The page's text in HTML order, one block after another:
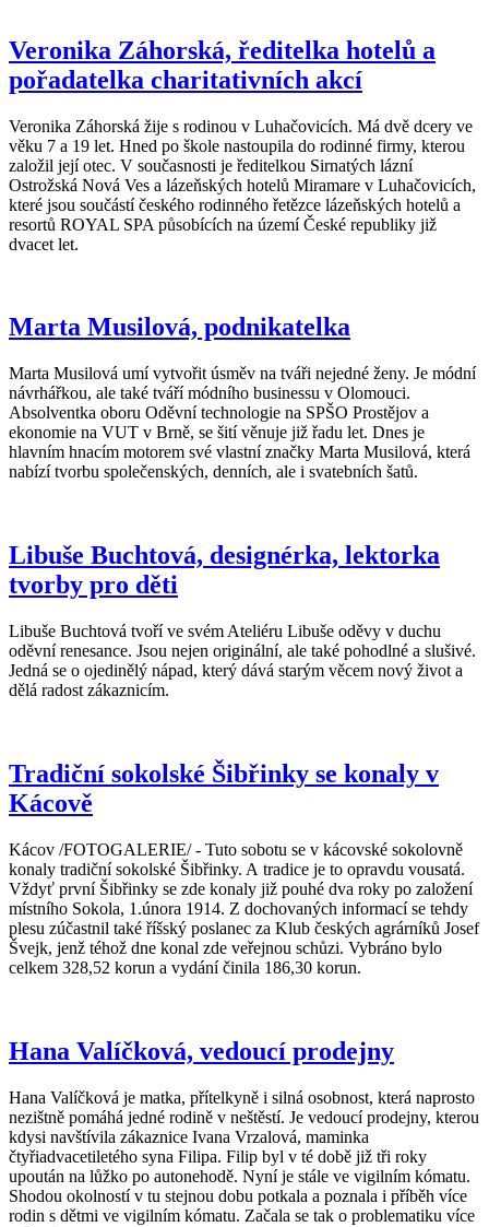
Veronika Záhorská, ředitelka hotelů a
pořadatelka charitativních akcí
Veronika Záhorská žije s rodinou v Luhačovicích. Má dvě dcery ve
věku 7 a 19 let. Hned po škole nastoupila do rodinné firmy, kterou
založil její otec. V současnosti je ředitelkou Sirnatých lázní
Ostrožská Nová Ves a lázeňských hotelů Miramare v Luhačovicích,
které jsou součástí českého rodinného řetězce lázeňských hotelů a
resortů ROYAL SPA působících na území České republiky již
dvacet let.
Marta Musilová, podnikatelka
Marta Musilová umí vytvořit úsměv na tváři nejedné ženy. Je módní
návrhářkou, ale také tváří módního businessu v Olomouci.
Absolventka oboru Oděvní technologie na SPŠO Prostějov a
ekonomie na VUT v Brně, se šití věnuje již řadu let. Dnes je
hlavním hnacím motorem své vlastní značky Marta Musilová, která
nabízí tvorbu společenských, denních, ale i svatebních šatů.
Libuše Buchtová, designérka, lektorka
tvorby pro děti
Libuše Buchtová tvoří ve svém Ateliéru Libuše oděvy v duchu
oděvní renesance. Jsou nejen originální, ale také pohodlné a slušivé.
Jedná se o ojedinělý nápad, který dává starým věcem nový život a
dělá radost zákaznicím.
Tradiční sokolské Šibřinky se konaly v
Kácově
Kácov /FOTOGALERIE/ - Tuto sobotu se v kácovské sokolovně
konaly tradiční sokolské Šibřinky. A tradice je to opravdu vousatá.
Vždyť první Šibřinky se zde konaly již pouhé dva roky po založení
místního Sokola, 1.února 1914. Z dochovaných informací se tehdy
plesu zúčastnil také říšský poslanec za Klub českých agrárníků Josef
Švejk, jenž téhož dne konal zde veřejnou schůzi. Vybráno bylo
celkem 328,52 korun a vydání činila 186,30 korun.
Hana Valíčková, vedoucí prodejny
Hana Valíčková je matka, přítelkyně i silná osobnost, která naprosto
nezištně pomáhá jedné rodině v neštěstí. Je vedoucí prodejny, kterou
kdysi navštívila zákaznice Ivana Vrzalová, maminka
čtyřiadvacetiletého syna Filipa. Filip byl v té době již tři roky
upoután na lůžko po autonehodě. Nyní je stále ve vigilním kómatu.
Shodou okolností v tu stejnou dobu potkala a poznala i příběh více
rodin s dětmi ve vigilním kómatu. Začala se tak o problematiku více